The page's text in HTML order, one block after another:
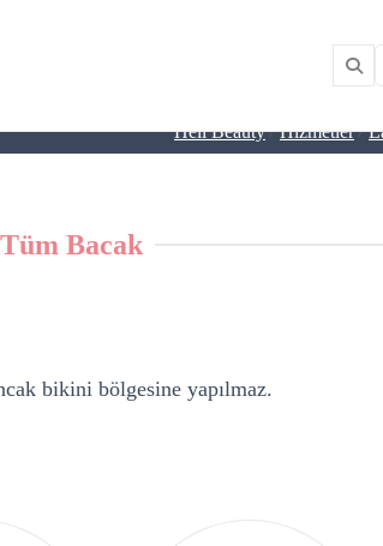
Heli Beauty / Hizmetler /
Bacak
bikini bölgesine yapılmaz.